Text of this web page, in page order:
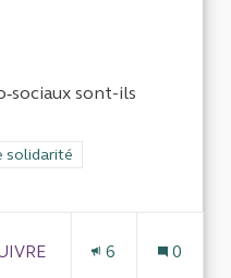
sont-ils
: Soutien social et
solidarité
: CRC Hauts de France
ABONNÉS 6 0